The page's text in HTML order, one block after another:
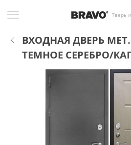
Тверь
ВХОДНАЯ ДВЕРЬ МЕТ.
ТЕМНОЕ СЕРЕБРО/